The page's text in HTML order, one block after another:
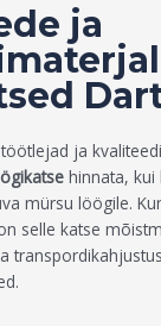
ja
ja
hinnata, kui
mürsu löögile.
selle katse